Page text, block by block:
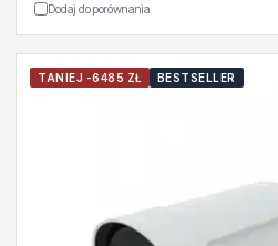
Dodaj do porównania
TANIEJ -6485 ZŁ BESTSELLER